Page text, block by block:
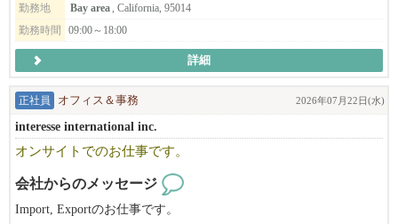
・少人数で落ち着いた、アットホームな雰囲気
▼ご応募はこちら
日本語でMIKIまでご連絡ください！
NAO'RU Beauty Salon
Tel: 408-309-9557 (テキストOK)
Address: 1082 E El Camino Rl. #4, Sunnyvale, CA 94087
ビザサポートについて
長く働いてくださる方、スキルや姿勢がサロンとマッチした方に
は、Eビザサポートも検討可能です（条件あり）。
勤務地
Bay area, California, 95014
勤務時間
09:00～18:00
詳細
正社員 オフィス＆事務 2026年07月22日(水)
interesse international inc.
オンサイトでのお仕事です。
会社からのメッセージ
Import, Exportのお仕事です。